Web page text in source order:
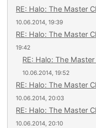
RE: Halo: The Master
10.06.2014, 19:39
RE: Halo: The Master
19:42
RE: Halo: The
10.06.2014, 19:52
RE: Halo: The Master
10.06.2014, 20:03
RE: Halo: The Master
10.06.2014, 20:10